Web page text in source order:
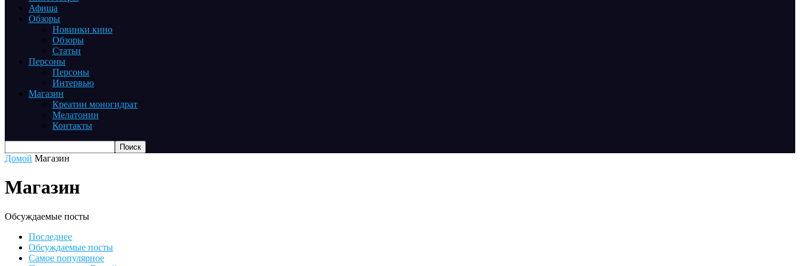
Афиша
Обзоры
Новинки кино
Обзоры
Статьи
Персоны
Персоны
Интервью
Магазин
Креатин моногидрат
Мелатонин
Контакты
Домой Магазин
Магазин
Обсуждаемые посты
Последнее
Обсуждаемые посты
Самое популярное